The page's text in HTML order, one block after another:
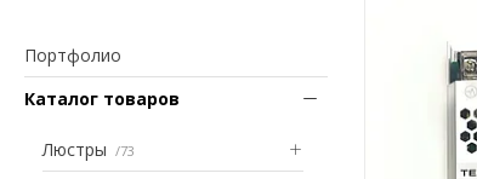
Портфолио
Каталог товаров
Люстры 73